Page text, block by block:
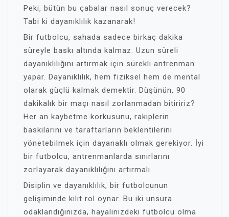
Peki, bütün bu çabalar nasıl sonuç verecek?
Tabi ki dayanıklılık kazanarak!
Bir futbolcu, sahada sadece birkaç dakika
süreyle baskı altında kalmaz. Uzun süreli
dayanıklılığını artırmak için sürekli antrenman
yapar. Dayanıklılık, hem fiziksel hem de mental
olarak güçlü kalmak demektir. Düşünün, 90
dakikalık bir maçı nasıl zorlanmadan bitiririz?
Her an kaybetme korkusunu, rakiplerin
baskılarını ve taraftarların beklentilerini
yönetebilmek için dayanaklı olmak gerekiyor. İyi
bir futbolcu, antrenmanlarda sınırlarını
zorlayarak dayanıklılığını artırmalı.
Disiplin ve dayanıklılık, bir futbolcunun
gelişiminde kilit rol oynar. Bu iki unsura
odaklandığınızda, hayalinizdeki futbolcu olma